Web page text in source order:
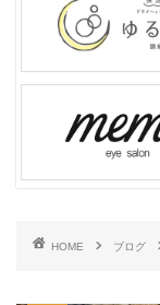
HOME ブログ